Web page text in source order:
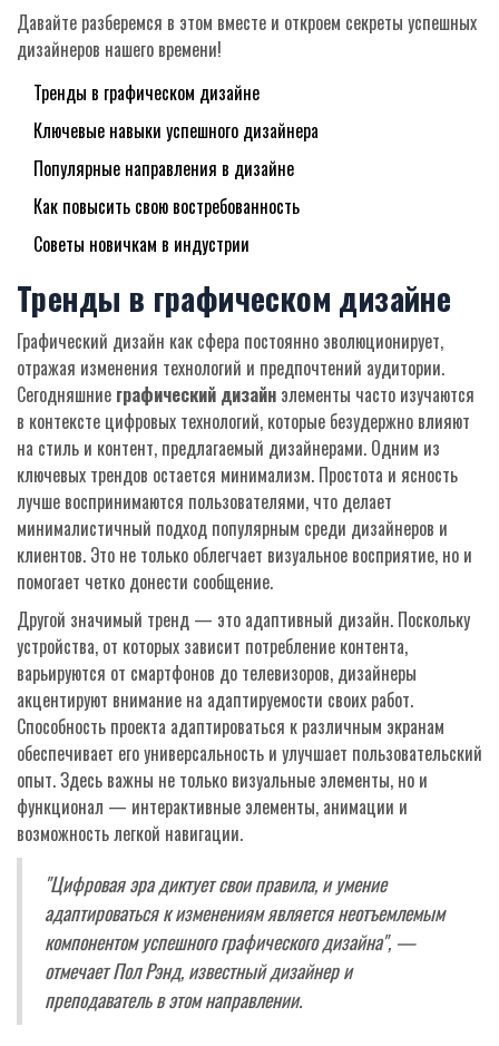
Давайте разберемся в этом вместе и откроем секреты успешных
дизайнеров нашего времени!
Тренды в графическом дизайне
Ключевые навыки успешного дизайнера
Популярные направления в дизайне
Как повысить свою востребованность
Советы новичкам в индустрии
Тренды в графическом дизайне
Графический дизайн как сфера постоянно эволюционирует,
отражая изменения технологий и предпочтений аудитории.
Сегодняшние графический дизайн элементы часто изучаются
в контексте цифровых технологий, которые безудержно влияют
на стиль и контент, предлагаемый дизайнерами. Одним из
ключевых трендов остается минимализм. Простота и ясность
лучше воспринимаются пользователями, что делает
минималистичный подход популярным среди дизайнеров и
клиентов. Это не только облегчает визуальное восприятие, но и
помогает четко донести сообщение.
Другой значимый тренд — это адаптивный дизайн. Поскольку
устройства, от которых зависит потребление контента,
варьируются от смартфонов до телевизоров, дизайнеры
акцентируют внимание на адаптируемости своих работ.
Способность проекта адаптироваться к различным экранам
обеспечивает его универсальность и улучшает пользовательский
опыт. Здесь важны не только визуальные элементы, но и
функционал — интерактивные элементы, анимации и
возможность легкой навигации.
"Цифровая эра диктует свои правила, и умение
адаптироваться к изменениям является неотъемлемым
компонентом успешного графического дизайна", —
отмечает Пол Рэнд, известный дизайнер и
преподаватель в этом направлении.